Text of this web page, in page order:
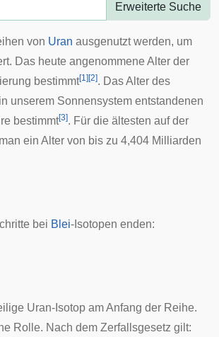
Erweiterte Suche
von Uran ausgenutzt werden, um
Das heute angenommene Alter der
bestimmt[1] [2]. Das Alter des
unserem Sonnensystem entstandenen
bestimmt[3]. Für die ältesten auf der
ein Alter von bis zu 4,404 Milliarden
bei Blei-Isotopen enden:
Uran-Isotop am Anfang der Reihe.
Rolle. Nach dem Zerfallsgesetz gilt: